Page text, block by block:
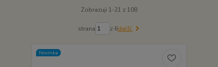
Zobrazuji 1-21 z 108
strana z 6další
Novinka